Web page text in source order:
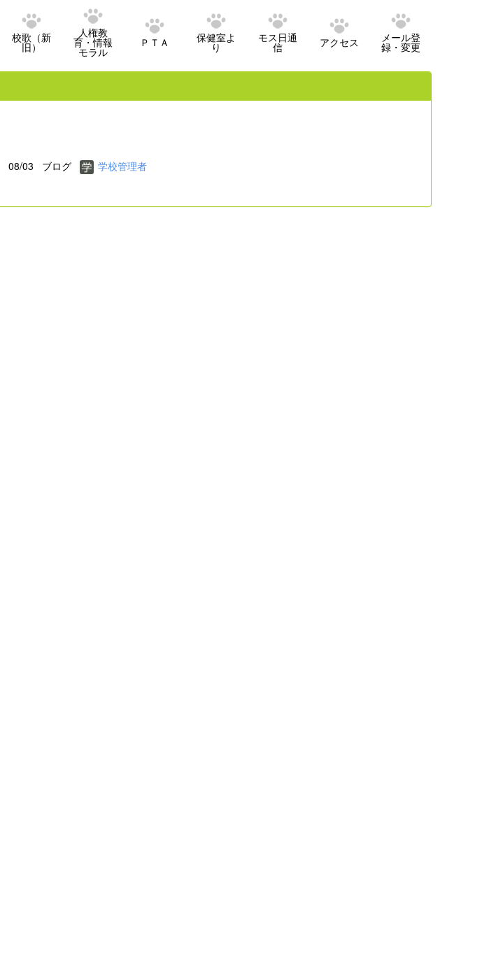
校歌（新
旧）
人権教
育・情報
モラル
ＰＴＡ 保健室よ
り
モス日通
信 アクセス メール登
録・変更
08/03 ブログ 学校管理者